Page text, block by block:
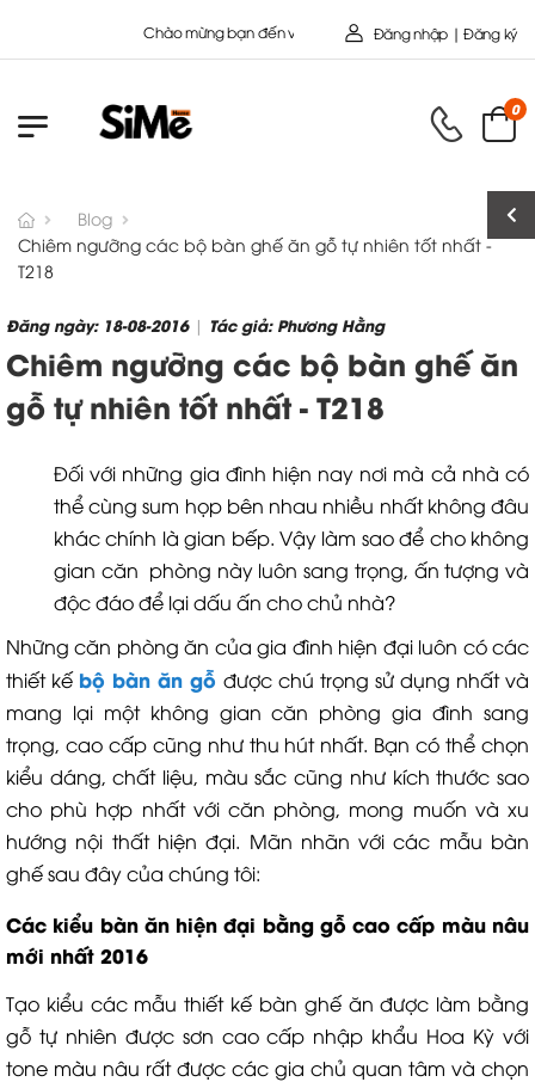
Chào mừng bạn đến với Nội Thất Toàn Cầu - Công ty cổ Phần
Đăng nhập | Đăng ký
0
Blog
Chiêm ngưỡng các bộ bàn ghế ăn gỗ tự nhiên tốt nhất -
T218
Đăng ngày: 18-08-2016| Tác giả: Phương Hằng
Chiêm ngưỡng các bộ bàn ghế ăn
gỗ tự nhiên tốt nhất - T218
Đối với những gia đình hiện nay nơi mà cả nhà có
thể cùng sum họp bên nhau nhiều nhất không đâu
khác chính là gian bếp. Vậy làm sao để cho không
gian căn phòng này luôn sang trọng, ấn tượng và
độc đáo để lại dấu ấn cho chủ nhà?
Những căn phòng ăn của gia đình hiện đại luôn có các
thiết kế bộ bàn ăn gỗ được chú trọng sử dụng nhất và
mang lại một không gian căn phòng gia đình sang
trọng, cao cấp cũng như thu hút nhất. Bạn có thể chọn
kiểu dáng, chất liệu, màu sắc cũng như kích thước sao
cho phù hợp nhất với căn phòng, mong muốn và xu
hướng nội thất hiện đại. Mãn nhãn với các mẫu bàn
ghế sau đây của chúng tôi:
Các kiểu bàn ăn hiện đại bằng gỗ cao cấp màu nâu
mới nhất 2016
Tạo kiểu các mẫu thiết kế bàn ghế ăn được làm bằng
gỗ tự nhiên được sơn cao cấp nhập khẩu Hoa Kỳ với
tone màu nâu rất được các gia chủ quan tâm và chọn